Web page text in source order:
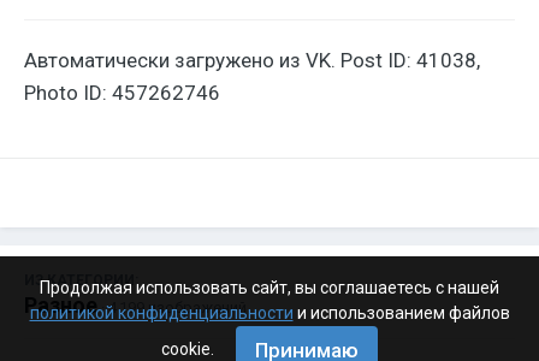
Автоматически загружено из VK. Post ID: 41038,
Photo ID: 457262746
ИЗ КАТЕГОРИИ:
Разное · 4 199 изображений
Продолжая использовать сайт, вы соглашаетесь с нашей
политикой конфиденциальности и использованием файлов
cookie.
Принимаю